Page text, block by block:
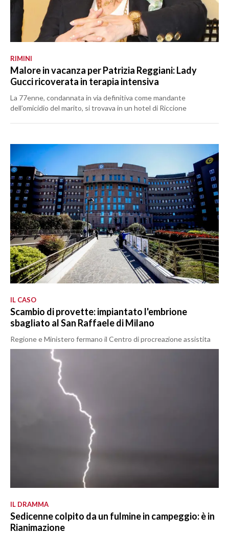
RIMINI
Malore in vacanza per Patrizia Reggiani: Lady
Gucci ricoverata in terapia intensiva
La 77enne, condannata in via definitiva come mandante
dell’omicidio del marito, si trovava in un hotel di Riccione
IL CASO
Scambio di provette: impiantato l'embrione
sbagliato al San Raffaele di Milano
Regione e Ministero fermano il Centro di procreazione assistita
IL DRAMMA
Sedicenne colpito da un fulmine in campeggio: è in
Rianimazione